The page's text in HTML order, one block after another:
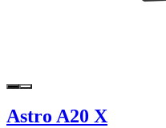
Astro A20 X